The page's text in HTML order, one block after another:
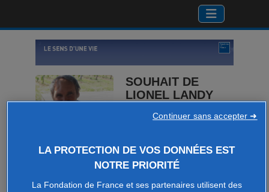
SOUHAIT DE
LIONEL LANDY
par Flore Landy
LA PROTECTION DE VOS DONNÉES EST
NOTRE PRIORITÉ
La Fondation de France et ses partenaires utilisent des
Continuer sans accepter ➜